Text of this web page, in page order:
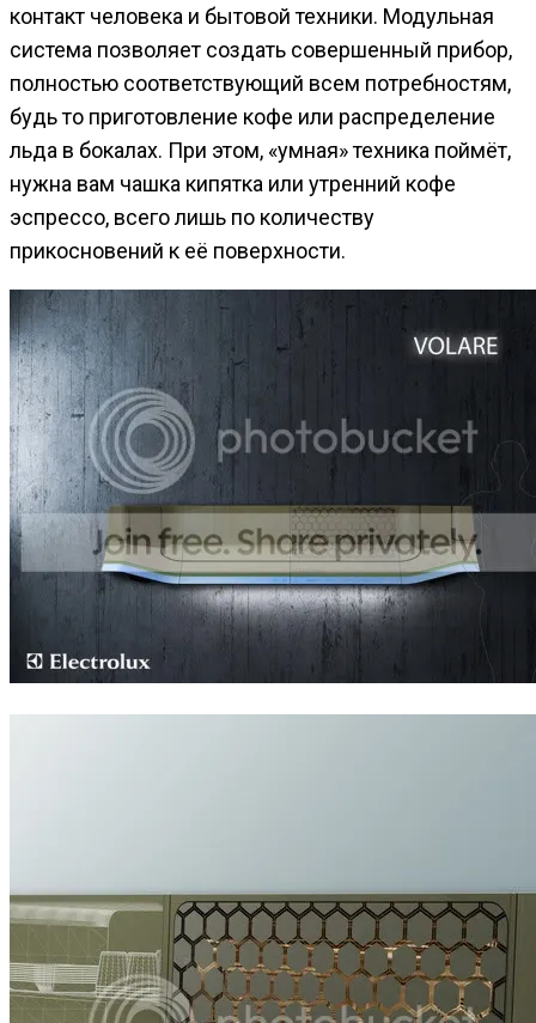
контакт человека и бытовой техники. Модульная
система позволяет создать совершенный прибор,
полностью соответствующий всем потребностям,
будь то приготовление кофе или распределение
льда в бокалах. При этом, «умная» техника поймёт,
нужна вам чашка кипятка или утренний кофе
эспрессо, всего лишь по количеству
прикосновений к её поверхности.